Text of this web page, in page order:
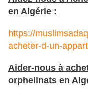
en Algérie :
https://
acheter-d-un-
Aider-nous à
orphelinats en